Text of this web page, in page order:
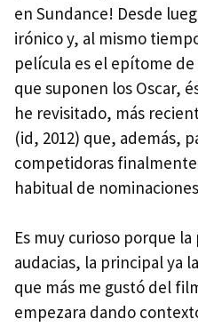
en Sundance! Desde
irónico y, al mismo
película es el epítome
que suponen los Oscar,
he revisitado, más
(id, 2012) que, además,
competidoras
habitual de
Es muy curioso porque
audacias, la principal ya
que más me gustó del
empezara dando